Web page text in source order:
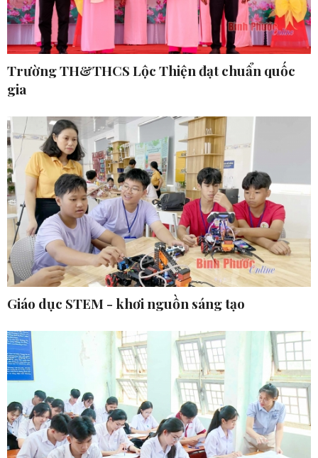
Trường TH&THCS Lộc Thiện đạt chuẩn quốc
gia
Giáo dục STEM - khơi nguồn sáng tạo